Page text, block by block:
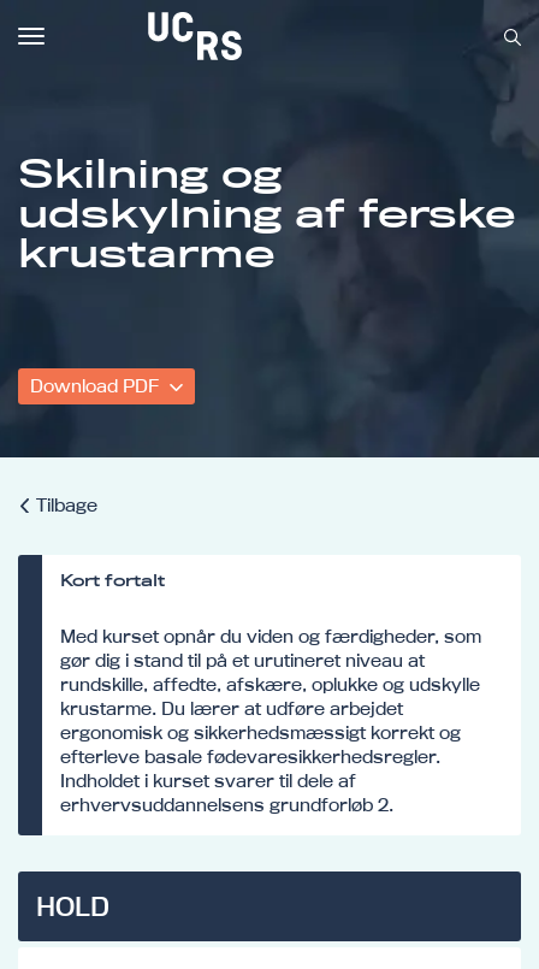
Om UCRS
Bliv faglært
Skilning og
udskylning af ferske
krustarme
Download PDF
Tilbage
Kort fortalt
Med kurset opnår du viden og færdigheder, som
gør dig i stand til på et urutineret niveau at
rundskille, affedte, afskære, oplukke og udskylle
krustarme. Du lærer at udføre arbejdet
ergonomisk og sikkerhedsmæssigt korrekt og
efterleve basale fødevaresikkerhedsregler.
Indholdet i kurset svarer til dele af
erhvervsuddannelsens grundforløb 2.
HOLD